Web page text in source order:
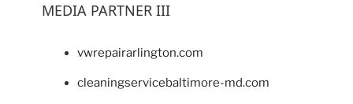
MEDIA PARTNER III
vwrepairarlington.com
cleaningservicebaltimore-md.com